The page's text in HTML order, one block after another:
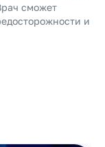
сможет
и